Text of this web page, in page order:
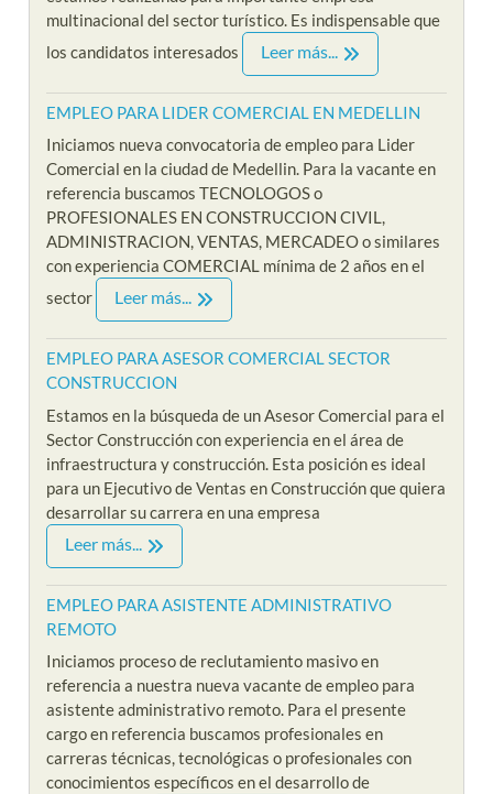
multinacional del sector turístico. Es indispensable que
los candidatos interesados
Leer más...
EMPLEO PARA LIDER COMERCIAL EN MEDELLIN
Iniciamos nueva convocatoria de empleo para Lider
Comercial en la ciudad de Medellin. Para la vacante en
referencia buscamos TECNOLOGOS o
PROFESIONALES EN CONSTRUCCION CIVIL,
ADMINISTRACION, VENTAS, MERCADEO o similares
con experiencia COMERCIAL mínima de 2 años en el
sector
Leer más...
EMPLEO PARA ASESOR COMERCIAL SECTOR
CONSTRUCCION
Estamos en la búsqueda de un Asesor Comercial para el
Sector Construcción con experiencia en el área de
infraestructura y construcción. Esta posición es ideal
para un Ejecutivo de Ventas en Construcción que quiera
desarrollar su carrera en una empresa
Leer más...
EMPLEO PARA ASISTENTE ADMINISTRATIVO
REMOTO
Iniciamos proceso de reclutamiento masivo en
referencia a nuestra nueva vacante de empleo para
asistente administrativo remoto. Para el presente
cargo en referencia buscamos profesionales en
carreras técnicas, tecnológicas o profesionales con
conocimientos específicos en el desarrollo de